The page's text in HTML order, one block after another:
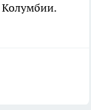
Колумбии.